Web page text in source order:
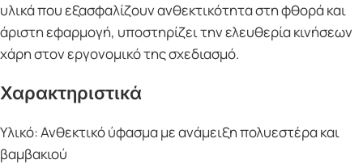
υλικά που εξασφαλίζουν ανθεκτικότητα στη φθορά και
άριστη εφαρμογή, υποστηρίζει την ελευθερία κινήσεων
χάρη στον εργονομικό της σχεδιασμό.
Χαρακτηριστικά
Υλικό: Ανθεκτικό ύφασμα με ανάμειξη πολυεστέρα και
βαμβακιού